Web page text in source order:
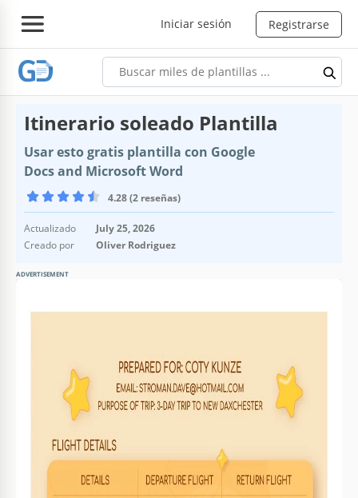
Iniciar sesión Registrarse
Itinerario soleado Plantilla
Usar esto gratis plantilla con Google
Docs and Microsoft Word
4.28 (2 reseñas)
Actualizado
July 25, 2026
Creado por
Oliver Rodriguez
ADVERTISEMENT